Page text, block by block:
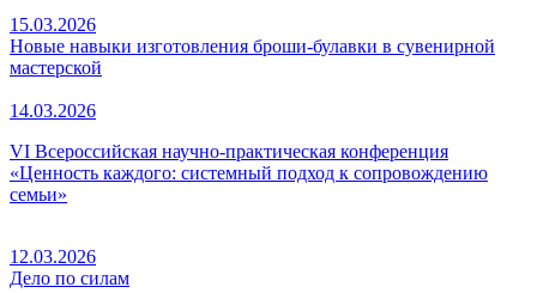
15.03.2026
Новые навыки изготовления броши-булавки в сувенирной
мастерской
14.03.2026
VI Всероссийская научно-практическая конференция
«Ценность каждого: системный подход к сопровождению
семьи»
12.03.2026
Дело по силам